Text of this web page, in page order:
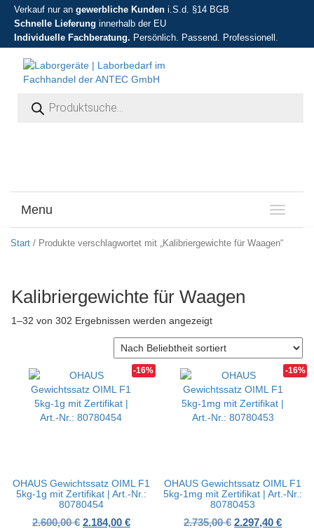
Verkauf nur an gewerbliche Kunden i.S.d. §14 BGB
Schnelle Lieferung innerhalb der EU
Individuelle Fachberatung. Persönlich. Passend. Professionell.
T
o
g
i
i
o
Menu
Start / Produkte verschlagwortet mit „Kalibriergewichte für Waagen“
Kalibriergewichte für Waagen
1–32 von 302 Ergebnissen werden angezeigtNach Beliebtheit
-16%
OHAUS Gewichtssatz OIML F1
5kg-1g mit Zertifikat | Art.-Nr.:
80780454
2.600,00€ Ursprünglicher Preis war: 2.600,00 €
2.184,00 €Aktueller Preis ist: 2.184,00 €.
-16%
OHAUS Gewichtssatz OIML F1
5kg-1mg mit Zertifikat | Art.-Nr.:
80780453
2.735,00€ Ursprünglicher
2.297,40€